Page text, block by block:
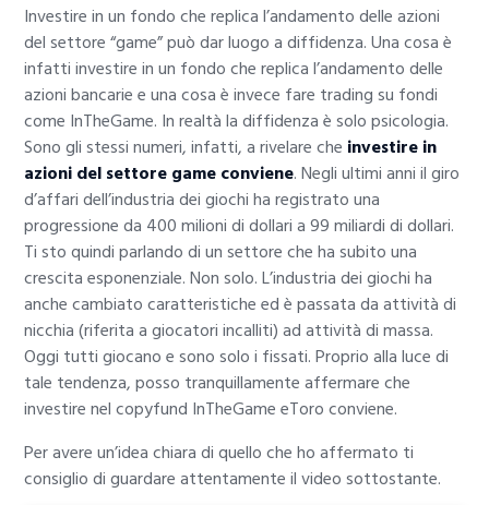
Investire in un fondo che replica l’andamento delle azioni
del settore “game” può dar luogo a diffidenza. Una cosa è
infatti investire in un fondo che replica l’andamento delle
azioni bancarie e una cosa è invece fare trading su fondi
come InTheGame. In realtà la diffidenza è solo psicologia.
Sono gli stessi numeri, infatti, a rivelare che investire in
azioni del settore game conviene. Negli ultimi anni il giro
d’affari dell’industria dei giochi ha registrato una
progressione da 400 milioni di dollari a 99 miliardi di dollari.
Ti sto quindi parlando di un settore che ha subito una
crescita esponenziale. Non solo. L’industria dei giochi ha
anche cambiato caratteristiche ed è passata da attività di
nicchia (riferita a giocatori incalliti) ad attività di massa.
Oggi tutti giocano e sono solo i fissati. Proprio alla luce di
tale tendenza, posso tranquillamente affermare che
investire nel copyfund InTheGame eToro conviene.
Per avere un’idea chiara di quello che ho affermato ti
consiglio di guardare attentamente il video sottostante.